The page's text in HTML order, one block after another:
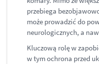
przebiega
może prowadzić do
neurologicznych, a
Kluczową rolę w
w tym ochrona przed